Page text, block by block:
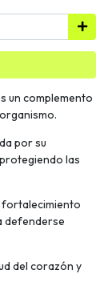
un complemento
por su
las
fortalecimiento
defenderse
del corazón y